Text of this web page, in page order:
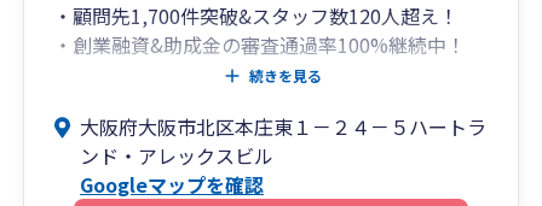
・顧問先1,700件突破&スタッフ数120人超え！
・創業融資&助成金の審査通過率100%継続中！
（社会保険労務士法人併設）
無料！（登記は司法書士が行います）
・弥生会計の全サービス&ソフトに精通！（freee
も全体のわずか数%しかいない五つ星認定アドバ
続きを見る
大阪府大阪市北区本庄東１－２４－５ハートラ
ンド・アレックスビル
Googleマップを確認